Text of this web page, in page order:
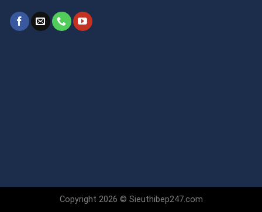
Copyright 2026 © Sieuthibep247.com